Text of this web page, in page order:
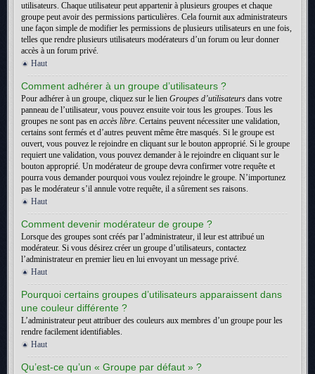
utilisateurs. Chaque utilisateur peut appartenir à plusieurs groupes et chaque
groupe peut avoir des permissions particulières. Cela fournit aux administrateurs
une façon simple de modifier les permissions de plusieurs utilisateurs en une fois,
telles que rendre plusieurs utilisateurs modérateurs d’un forum ou leur donner
accès à un forum privé.
Haut
Comment adhérer à un groupe d’utilisateurs ?
Pour adhérer à un groupe, cliquez sur le lien Groupes d’utilisateurs dans votre
panneau de l’utilisateur, vous pouvez ensuite voir tous les groupes. Tous les
groupes ne sont pas en accès libre. Certains peuvent nécessiter une validation,
certains sont fermés et d’autres peuvent même être masqués. Si le groupe est
ouvert, vous pouvez le rejoindre en cliquant sur le bouton approprié. Si le groupe
requiert une validation, vous pouvez demander à le rejoindre en cliquant sur le
bouton approprié. Un modérateur de groupe devra confirmer votre requête et
pourra vous demander pourquoi vous voulez rejoindre le groupe. N’importunez
pas le modérateur s’il annule votre requête, il a sûrement ses raisons.
Haut
Comment devenir modérateur de groupe ?
Lorsque des groupes sont créés par l’administrateur, il leur est attribué un
modérateur. Si vous désirez créer un groupe d’utilisateurs, contactez
l’administrateur en premier lieu en lui envoyant un message privé.
Haut
Pourquoi certains groupes d’utilisateurs apparaissent dans
une couleur différente ?
L’administrateur peut attribuer des couleurs aux membres d’un groupe pour les
rendre facilement identifiables.
Haut
Qu’est-ce qu’un « Groupe par défaut » ?